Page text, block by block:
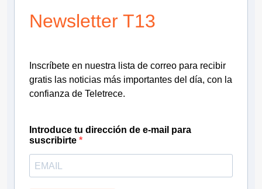
Newsletter T13
Inscríbete en nuestra lista de correo para recibir
gratis las noticias más importantes del día, con la
confianza de Teletrece.
Introduce tu dirección de e-mail para
suscribirte